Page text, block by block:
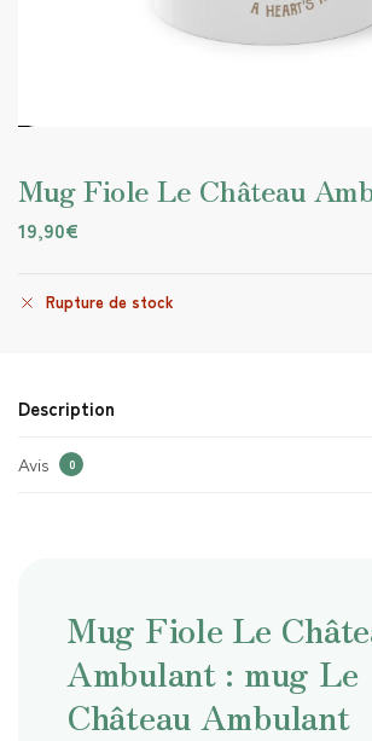
Mug Fiole Le Château
19,90€
Rupture de stock
Description
Avis 0
Mug Fiole Le
Ambulant : mug Le
Château Ambulant